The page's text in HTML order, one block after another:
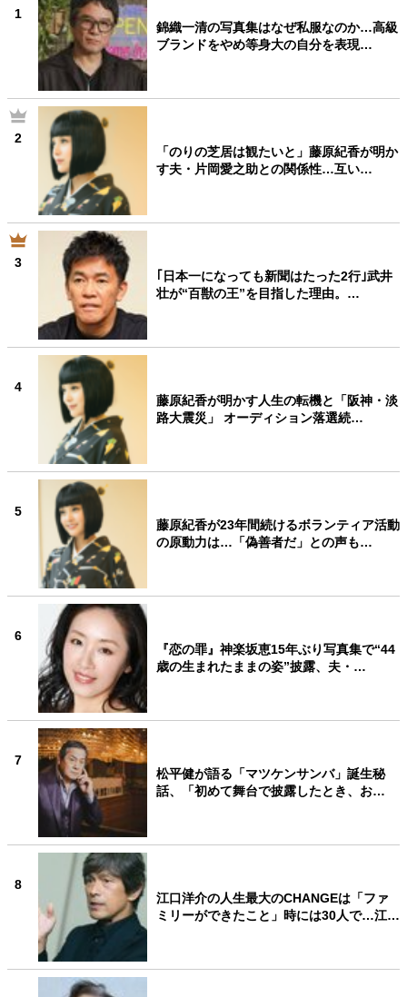
1
錦織一清の写真集はなぜ私服なのか…高級
ブランドをやめ等身大の自分を表現…
2
「のりの芝居は観たいと」藤原紀香が明か
す夫・片岡愛之助との関係性…互い…
3
｢日本一になっても新聞はたった2行｣武井
壮が“百獣の王”を目指した理由。…
4
藤原紀香が明かす人生の転機と「阪神・淡
路大震災」 オーディション落選続…
5
藤原紀香が23年間続けるボランティア活動
の原動力は…「偽善者だ」との声も…
6
『恋の罪』神楽坂恵15年ぶり写真集で“44
歳の生まれたままの姿”披露、夫・…
7
松平健が語る「マツケンサンバ」誕生秘
話、「初めて舞台で披露したとき、お…
8
江口洋介の人生最大のCHANGEは「ファ
ミリーができたこと」時には30人で…江…